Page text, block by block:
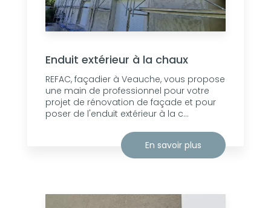
Enduit extérieur à la chaux
REFAC, façadier à Veauche, vous propose
une main de professionnel pour votre
projet de rénovation de façade et pour
poser de l'enduit extérieur à la c...
En savoir plus